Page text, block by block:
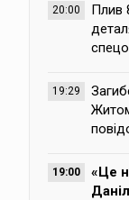
20:00
Плив
19:29
19:00
«Це